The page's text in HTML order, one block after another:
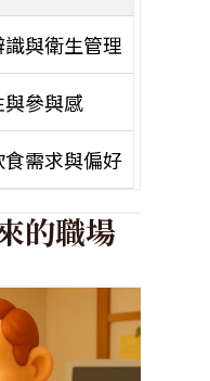
與衛生管理
參與感
需求與偏好
的職場